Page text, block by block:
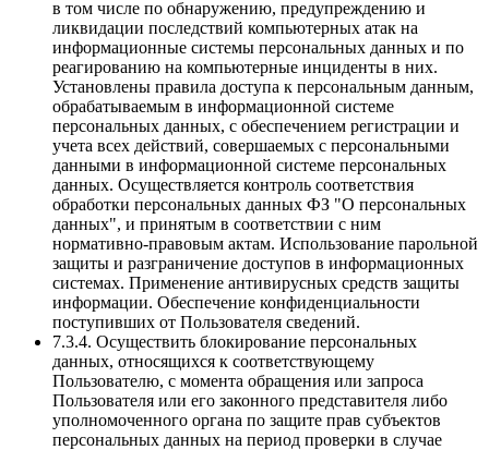
в том числе по обнаружению, предупреждению и
ликвидации последствий компьютерных атак на
информационные системы персональных данных и по
реагированию на компьютерные инциденты в них.
Установлены правила доступа к персональным данным,
обрабатываемым в информационной системе
персональных данных, с обеспечением регистрации и
учета всех действий, совершаемых с персональными
данными в информационной системе персональных
данных. Осуществляется контроль соответствия
обработки персональных данных ФЗ "О персональных
данных", и принятым в соответствии с ним
нормативно-правовым актам. Использование парольной
защиты и разграничение доступов в информационных
системах. Применение антивирусных средств защиты
информации. Обеспечение конфиденциальности
поступивших от Пользователя сведений.
7.3.4. Осуществить блокирование персональных
данных, относящихся к соответствующему
Пользователю, с момента обращения или запроса
Пользователя или его законного представителя либо
уполномоченного органа по защите прав субъектов
персональных данных на период проверки в случае